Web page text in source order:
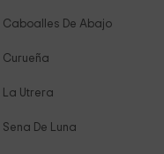
De Abajo
Utrera
De Luna